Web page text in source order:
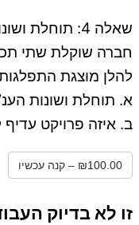
שאלה 4: תוחלת ושונות הענ”נ.
חברה שוקלת שתי תכניות
להלן מוצגת התפלגות
א. תוחלת ושונות
ב. איזה פרויקט עדיף
₪100.00 – קנה עכשיו
זו לא בדיוק